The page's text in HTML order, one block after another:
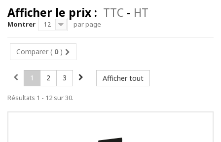
Afficher le prix : TTC - HT
Montrer 12 par page
Comparer ( 0 )
Afficher tout
1 2 3
Résultats 1 - 12 sur 30.